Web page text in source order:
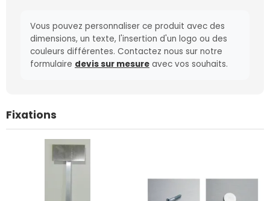
Vous pouvez personnaliser ce produit avec des
dimensions, un texte, l'insertion d'un logo ou des
couleurs différentes. Contactez nous sur notre
formulaire devis sur mesure avec vos souhaits.
Fixations